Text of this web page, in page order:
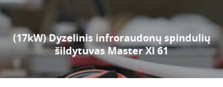
(17kW) Dyzelinis infroraudonų spindulių
šildytuvas Master Xl 61